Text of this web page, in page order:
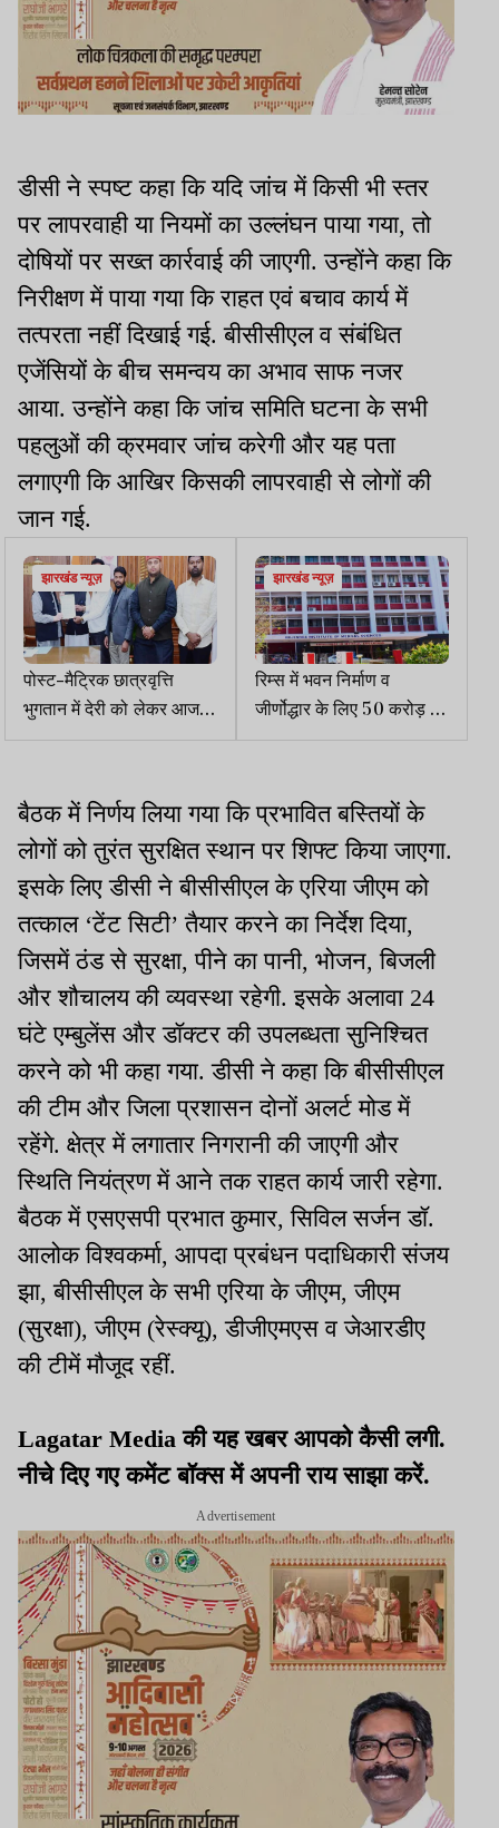
डीसी ने स्पष्ट कहा कि यदि जांच में किसी भी स्तर
पर लापरवाही या नियमों का उल्लंघन पाया गया, तो
दोषियों पर सख्त कार्रवाई की जाएगी. उन्होंने कहा कि
निरीक्षण में पाया गया कि राहत एवं बचाव कार्य में
तत्परता नहीं दिखाई गई. बीसीसीएल व संबंधित
एजेंसियों के बीच समन्वय का अभाव साफ नजर
आया. उन्होंने कहा कि जांच समिति घटना के सभी
पहलुओं की क्रमवार जांच करेगी और यह पता
लगाएगी कि आखिर किसकी लापरवाही से लोगों की
जान गई.
झारखंड न्यूज़
पोस्ट-मैट्रिक छात्रवृत्ति
भुगतान में देरी को लेकर आजसू
छात्र संघ ने राज्यपाल को सौंपा
झारखंड न्यूज़
रिम्स में भवन निर्माण व
जीर्णोद्धार के लिए 50 करोड़ की
स्वीकृति
बैठक में निर्णय लिया गया कि प्रभावित बस्तियों के
लोगों को तुरंत सुरक्षित स्थान पर शिफ्ट किया जाएगा.
इसके लिए डीसी ने बीसीसीएल के एरिया जीएम को
तत्काल ‘टेंट सिटी’ तैयार करने का निर्देश दिया,
जिसमें ठंड से सुरक्षा, पीने का पानी, भोजन, बिजली
और शौचालय की व्यवस्था रहेगी. इसके अलावा 24
घंटे एम्बुलेंस और डॉक्टर की उपलब्धता सुनिश्चित
करने को भी कहा गया. डीसी ने कहा कि बीसीसीएल
की टीम और जिला प्रशासन दोनों अलर्ट मोड में
रहेंगे. क्षेत्र में लगातार निगरानी की जाएगी और
स्थिति नियंत्रण में आने तक राहत कार्य जारी रहेगा.
बैठक में एसएसपी प्रभात कुमार, सिविल सर्जन डॉ.
आलोक विश्वकर्मा, आपदा प्रबंधन पदाधिकारी संजय
झा, बीसीसीएल के सभी एरिया के जीएम, जीएम
(सुरक्षा), जीएम (रेस्क्यू), डीजीएमएस व जेआरडीए
की टीमें मौजूद रहीं.
Lagatar Media की यह खबर आपको कैसी लगी.
नीचे दिए गए कमेंट बॉक्स में अपनी राय साझा करें.
Advertisement